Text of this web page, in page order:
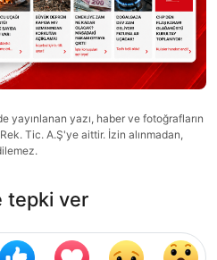
yayınlanan yazı, haber ve fotoğrafların
Tic. A.Ş'ye aittir. İzin alınmadan,
tepki ver